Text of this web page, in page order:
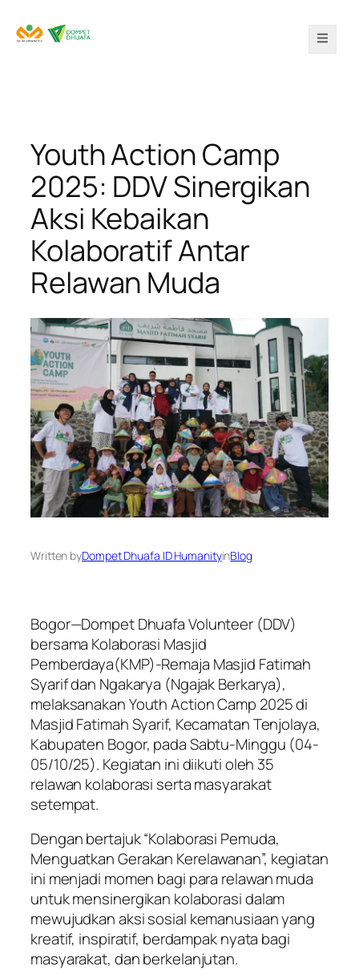
Youth Action Camp
2025: DDV Sinergikan
Aksi Kebaikan
Kolaboratif Antar
Relawan Muda
Written byDompet Dhuafa ID HumanityinBlog
Bogor—Dompet Dhuafa Volunteer (DDV)
bersama Kolaborasi Masjid
Pemberdaya(KMP)-Remaja Masjid Fatimah
Syarif dan Ngakarya (Ngajak Berkarya),
melaksanakan Youth Action Camp 2025 di
Masjid Fatimah Syarif, Kecamatan Tenjolaya,
Kabupaten Bogor, pada Sabtu-Minggu (04-
05/10/25). Kegiatan ini diikuti oleh 35
relawan kolaborasi serta masyarakat
setempat.
Dengan bertajuk “Kolaborasi Pemuda,
Menguatkan Gerakan Kerelawanan”, kegiatan
ini menjadi momen bagi para relawan muda
untuk mensinergikan kolaborasi dalam
mewujudkan aksi sosial kemanusiaan yang
kreatif, inspiratif, berdampak nyata bagi
masyarakat, dan berkelanjutan.